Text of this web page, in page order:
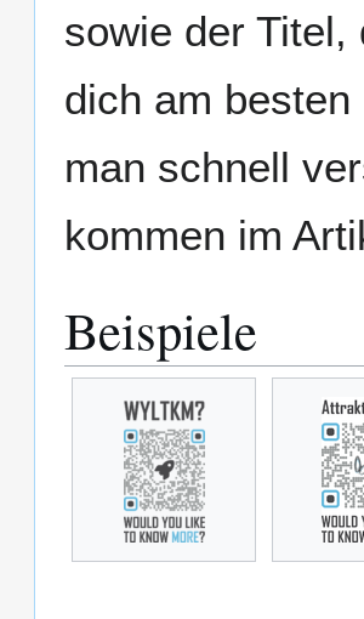
sowie der Titel,
dich am
man schnell
kommen im
Beispiele